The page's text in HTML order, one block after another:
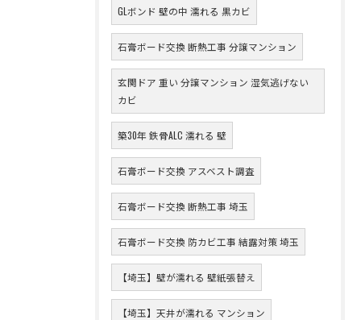
GLボンド 壁の中 濡れる 黒カビ
石膏ボード交換 断熱工事 分譲マンション
玄関ドア 重い 分譲マンション 湿気逃げない
カビ
築30年 鉄骨ALC 濡れる 壁
石膏ボード交換 アスベスト調査
石膏ボード交換 断熱工事 埼玉
石膏ボード交換 防カビ工事 結露対策 埼玉
【埼玉】壁が濡れる 壁紙張替え
【埼玉】天井が濡れる マンション